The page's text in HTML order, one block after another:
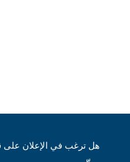
هل ترغب في الإعلان على